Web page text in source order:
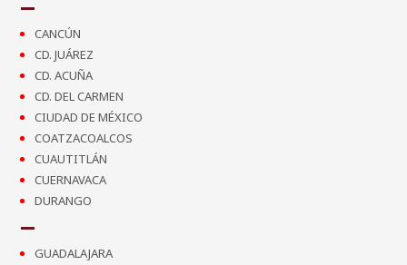
CANCÚN
CD. JUÁREZ
CD. ACUÑA
CD. DEL CARMEN
CIUDAD DE MÉXICO
COATZACOALCOS
CUAUTITLÁN
CUERNAVACA
DURANGO
GUADALAJARA